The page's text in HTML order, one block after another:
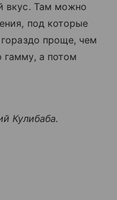
вкус. Там можно
под которые
проще, чем
гамму, а потом
Кулибаба.